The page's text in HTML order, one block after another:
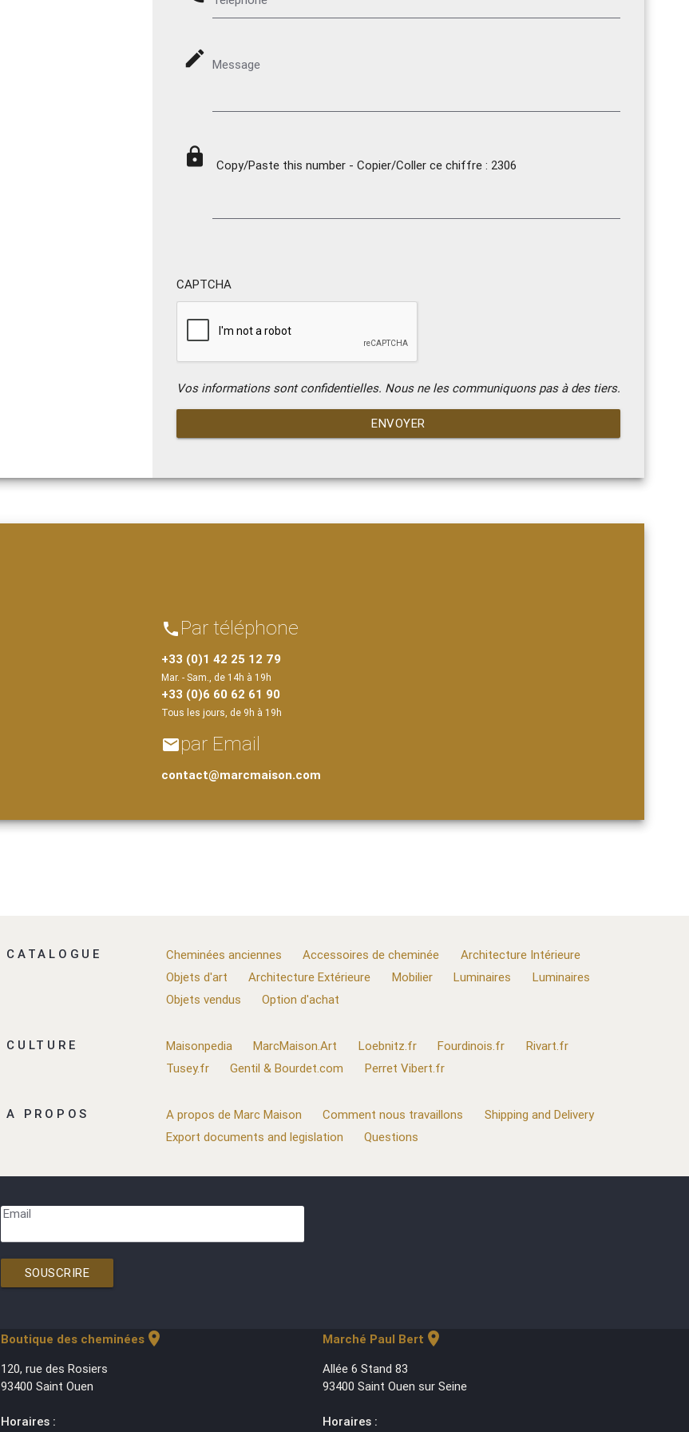
mode_edit Message
lock Copy/Paste this number - Copier/Coller ce chiffre : 2306
CAPTCHA
Vos informations sont confidentielles. Nous ne les communiquons pas à des tiers.
ENVOYER
phone Par téléphone
+33 (0)1 42 25 12 79
Mar. - Sam., de 14h à 19h
+33 (0)6 60 62 61 90
Tous les jours, de 9h à 19h
emailpar Email
contact@marcmaison.com
CATALOGUE Cheminées anciennes Accessoires de cheminée
Architecture Intérieure
Objets d'art
Architecture Extérieure Mobilier Luminaires
Luminaires
Objets vendus
Option d'achat
CULTURE Maisonpedia MarcMaison.Art Loebnitz.fr Fourdinois.fr
Rivart.fr
Tusey.fr
Gentil & Bourdet.com Perret Vibert.fr
A PROPOS A propos de Marc Maison Comment nous travaillons
Shipping and Delivery
Export documents and legislation
Questions
Email
SOUSCRIRE
Boutique des cheminéeslocation_on
120, rue des Rosiers
93400 Saint Ouen
Horaires :
Marché Paul Bert location_on
Allée 6 Stand 83
93400 Saint Ouen sur Seine
Horaires :